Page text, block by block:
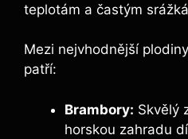
teplotám a častým
Mezi nejvhodnější
patří:
Brambory: Skvělý
horskou zahradu